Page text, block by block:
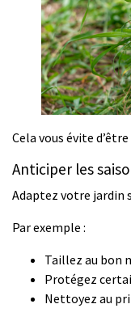
Cela vous évite
Anticiper les
Adaptez votre jardin
Par exemple :
Taillez au bon
Protégez
Nettoyez au